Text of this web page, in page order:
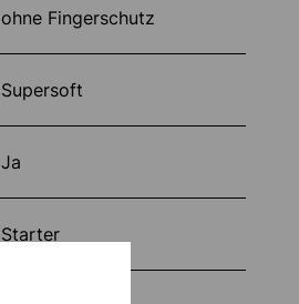
ohne Fingerschutz
Supersoft
Ja
Starter